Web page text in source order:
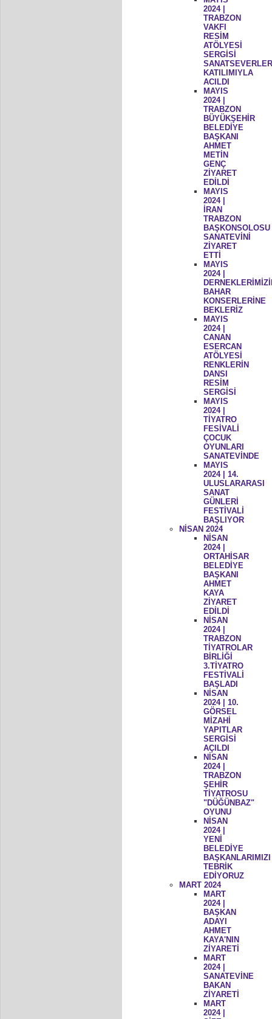
2024 |
TRABZON
VAKFI
RESİM
ATÖLYESİ
SERGİSİ
KATILIMIYLA
ACILDI
MAYIS
2024 |
TRABZON
BÜYÜKŞEHİR
BELEDİYE
BAŞKANI
AHMET
METİN
GENÇ
ZİYARET
EDİLDİ
MAYIS
2024 |
İRAN
TRABZON
BAŞKONSOLOSU
SANATEVİNİ
ZİYARET
ETTİ
MAYIS
2024 |
BAHAR
KONSERLERİNE
BEKLERİZ
MAYIS
2024 |
CANAN
ESERCAN
ATÖLYESİ
RENKLERİN
DANSI
RESİM
SERGİSİ
MAYIS
2024 |
TİYATRO
FESİVALİ
ÇOCUK
OYUNLARI
SANATEVİNDE
MAYIS
2024 | 14.
ULUSLARARASI
SANAT
GÜNLERİ
FESTİVALİ
BAŞLIYOR
NİSAN 2024
NİSAN
2024 |
ORTAHİSAR
BELEDİYE
BAŞKANI
AHMET
KAYA
ZİYARET
EDİLDİ
NİSAN
2024 |
TRABZON
TİYATROLAR
BİRLİĞİ
3.TİYATRO
FESTİVALİ
BAŞLADI
NİSAN
2024 | 10.
GÖRSEL
MİZAHİ
YAPITLAR
SERGİSİ
AÇILDI
NİSAN
2024 |
TRABZON
ŞEHİR
TİYATROSU
"DÜĞÜNBAZ"
OYUNU
NİSAN
2024 |
YENİ
BELEDİYE
BAŞKANLARIMIZI
TEBRİK
EDİYORUZ
MART 2024
MART
2024 |
BAŞKAN
ADAYI
AHMET
KAYA'NIN
ZİYARETİ
MART
2024 |
SANATEVİNE
BAKAN
ZİYARETİ
MART
2024 |